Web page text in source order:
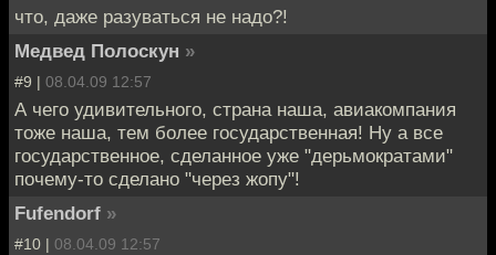
что, даже разуваться не надо?!
Медвед Полоскун »
#9 | 08.04.09 12:57
А чего удивительного, страна наша, авиакомпания
тоже наша, тем более государственная! Ну а все
государственное, сделанное уже "дерьмократами"
почему-то сделано "через жопу"!
Fufendorf »
#10 | 08.04.09 12:57